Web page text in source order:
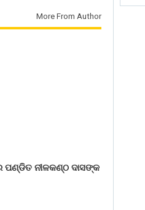
More From Author
ପଣ୍ଡିତ ନୀଳକଣ୍ଠ ଦାସଙ୍କ